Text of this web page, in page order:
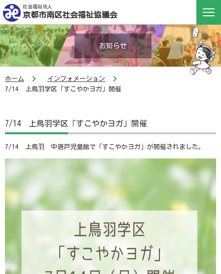
社会福祉法人
京都市南区社会福祉協議会
お知らせ
ホーム
インフォメーション
7/14 上鳥羽学区「すこやかヨガ」開催
7/14 上鳥羽学区「すこやかヨガ」開催
7/14 上鳥羽 中唐戸児童館で「すこやかヨガ」が開催されました。